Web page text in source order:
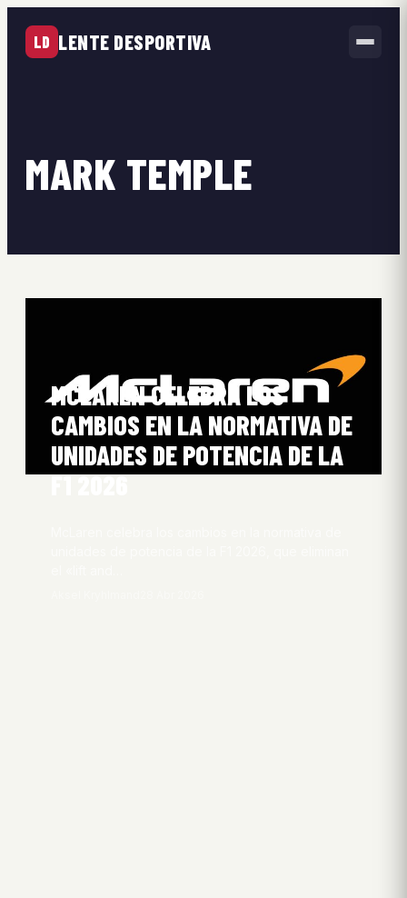
LD LENTE DESPORTIVA
MARK TEMPLE
MCLAREN CELEBRA LOS
CAMBIOS EN LA NORMATIVA DE
UNIDADES DE POTENCIA DE LA
F1 2026